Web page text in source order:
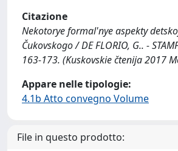
Citazione
Nekotorye formal'nye aspekty
Čukovskogo / DE FLORIO, G.. -
163-173. (Kuskovskie čtenija 2017
Appare nelle tipologie:
4.1b Atto convegno Volume
File in questo prodotto: